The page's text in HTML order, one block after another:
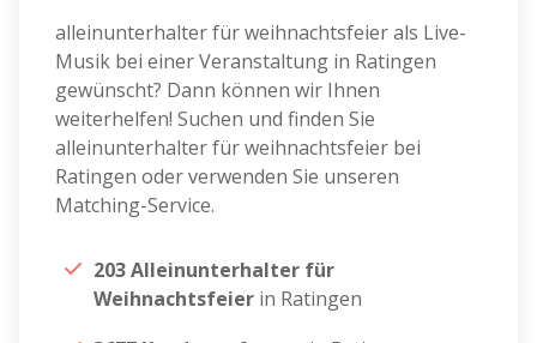
alleinunterhalter für weihnachtsfeier als Live-
Musik bei einer Veranstaltung in Ratingen
gewünscht? Dann können wir Ihnen
weiterhelfen! Suchen und finden Sie
alleinunterhalter für weihnachtsfeier bei
Ratingen oder verwenden Sie unseren
Matching-Service.
203 Alleinunterhalter für
Weihnachtsfeier in Ratingen